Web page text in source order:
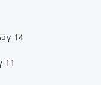
14
11